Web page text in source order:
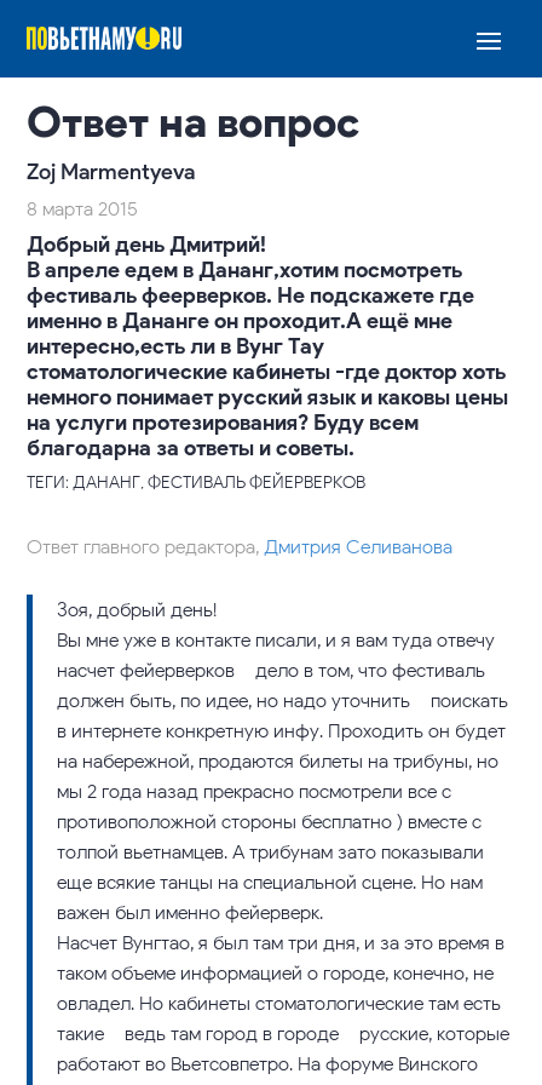
Ответ на вопрос
Zoj Marmentyeva
8 марта 2015
Добрый день Дмитрий!
В апреле едем в Дананг,хотим посмотреть
фестиваль феерверков. Не подскажете где
именно в Дананге он проходит.А ещё мне
интересно,есть ли в Вунг Тау
стоматологические кабинеты -где доктор хоть
немного понимает русский язык и каковы цены
на услуги протезирования? Буду всем
благодарна за ответы и советы.
ТЕГИ: ДАНАНГ, ФЕСТИВАЛЬ ФЕЙЕРВЕРКОВ
Ответ главного редактора,Дмитрия Селиванова
Зоя, добрый день!
Вы мне уже в контакте писали, и я вам туда отвечу
насчет фейерверков – дело в том, что фестиваль
должен быть, по идее, но надо уточнить – поискать
в интернете конкретную инфу. Проходить он будет
на набережной, продаются билеты на трибуны, но
мы 2 года назад прекрасно посмотрели все с
противоположной стороны бесплатно ) вместе с
толпой вьетнамцев. А трибунам зато показывали
еще всякие танцы на специальной сцене. Но нам
важен был именно фейерверк.
Насчет Вунгтао, я был там три дня, и за это время в
таком объеме информацией о городе, конечно, не
овладел. Но кабинеты стоматологические там есть
такие – ведь там город в городе – русские, которые
работают во Вьетсовпетро. На форуме Винского